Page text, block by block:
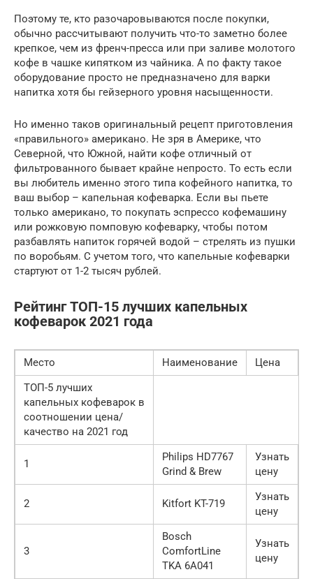
Поэтому те, кто разочаровываются после покупки,
обычно рассчитывают получить что-то заметно более
крепкое, чем из френч-пресса или при заливе молотого
кофе в чашке кипятком из чайника. А по факту такое
оборудование просто не предназначено для варки
напитка хотя бы гейзерного уровня насыщенности.
Но именно таков оригинальный рецепт приготовления
«правильного» американо. Не зря в Америке, что
Северной, что Южной, найти кофе отличный от
фильтрованного бывает крайне непросто. То есть если
вы любитель именно этого типа кофейного напитка, то
ваш выбор – капельная кофеварка. Если вы пьете
только американо, то покупать эспрессо кофемашину
или рожковую помповую кофеварку, чтобы потом
разбавлять напиток горячей водой – стрелять из пушки
по воробьям. С учетом того, что капельные кофеварки
стартуют от 1-2 тысяч рублей.
Рейтинг ТОП-15 лучших капельных
кофеварок 2021 года
Место Наименование
Цена
ТОП-5 лучших
капельных кофеварок в
соотношении цена/
качество на 2021 год
1
Philips HD7767
Grind & Brew
Узнать
цену
2 Kitfort KT-719
Узнать
цену
3
Bosch
ComfortLine
TKA 6A041
Узнать
цену